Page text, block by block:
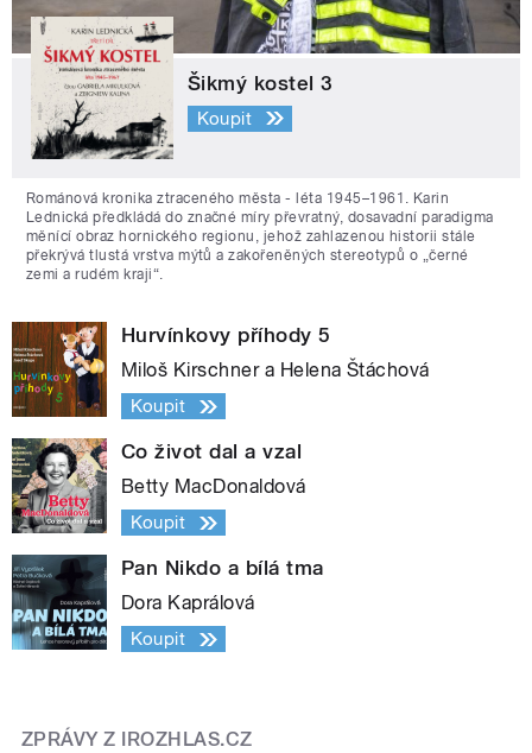
Šikmý kostel 3
Koupit
Románová kronika ztraceného města - léta 1945–1961. Karin
Lednická předkládá do značné míry převratný, dosavadní paradigma
měnící obraz hornického regionu, jehož zahlazenou historii stále
překrývá tlustá vrstva mýtů a zakořeněných stereotypů o „černé
zemi a rudém kraji“.
Hurvínkovy příhody 5
Miloš Kirschner a Helena Štáchová
Koupit
Co život dal a vzal
Betty MacDonaldová
Koupit
Pan Nikdo a bílá tma
Dora Kaprálová
Koupit
ZPRÁVY Z IROZHLAS.CZ